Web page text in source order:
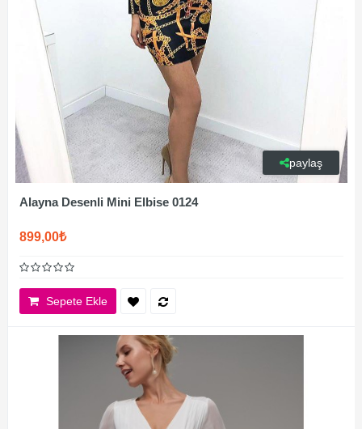
paylaş
Alayna Desenli Mini Elbise 0124
899,00₺
Sepete Ekle